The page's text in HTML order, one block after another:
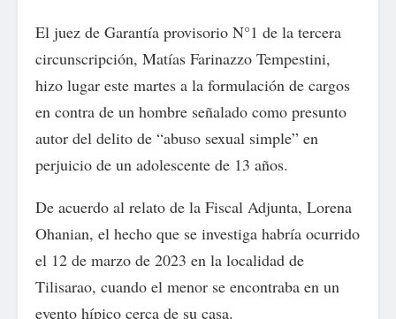
El juez de Garantía provisorio N°1 de la tercera
circunscripción, Matías Farinazzo Tempestini,
hizo lugar este martes a la formulación de cargos
en contra de un hombre señalado como presunto
autor del delito de “abuso sexual simple” en
perjuicio de un adolescente de 13 años.
De acuerdo al relato de la Fiscal Adjunta, Lorena
Ohanian, el hecho que se investiga habría ocurrido
el 12 de marzo de 2023 en la localidad de
Tilisarao, cuando el menor se encontraba en un
evento hípico cerca de su casa.